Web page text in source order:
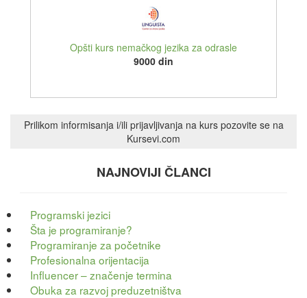
Opšti kurs nemačkog jezika za odrasle
9000 din
Prilikom informisanja i/ili prijavljivanja na kurs pozovite se na
Kursevi.com
NAJNOVIJI ČLANCI
Programski jezici
Šta je programiranje?
Programiranje za početnike
Profesionalna orijentacija
Influencer – značenje termina
Obuka za razvoj preduzetništva